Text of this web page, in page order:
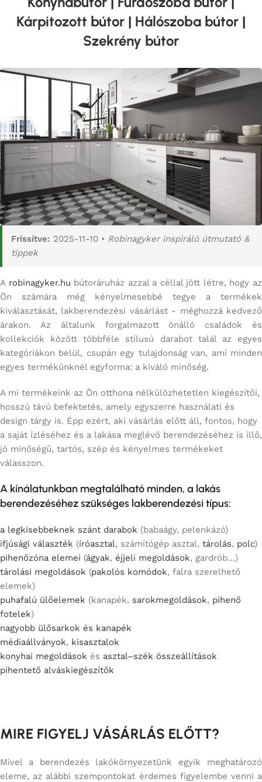
Kárpitozott bútor | Hálószoba bútor |
Szekrény bútor
Frissítve: 2025-11-10 • Robinagyker inspiráló útmutató &
tippek
A robinagyker.hu bútoráruház azzal a céllal jött létre, hogy az
Ön számára még kényelmesebbé tegye a termékek
kiválasztását, lakberendezési vásárlást - méghozzá kedvező
árakon. Az általunk forgalmazott önálló családok és
kollekciók között többféle stílusú darabot talál az egyes
kategóriákon belül, csupán egy tulajdonság van, ami minden
egyes termékünknél egyforma: a kiváló minőség.
A mi termékeink az Ön otthona nélkülözhetetlen kiegészítői,
hosszú távú befektetés, amely egyszerre használati és
design tárgy is. Épp ezért, aki vásárlás előtt áll, fontos, hogy
a saját ízléséhez és a lakása meglévő berendezéséhez is illő,
jó minőségű, tartós, szép és kényelmes termékeket
válasszon.
A kínálatunkban megtalálható minden, a lakás
berendezéséhez szükséges lakberendezési típus:
a legkisebbeknek szánt darabok (babaágy, pelenkázó)
ifjúsági választék (íróasztal, számítógép asztal, tárolás, polc)
pihenőzóna elemei (ágyak, éjjeli megoldások, gardrób…)
tárolási megoldások (pakolós komódok, falra szerelhető
elemek)
puhafalú ülőelemek (kanapék, sarokmegoldások, pihenő
fotelek)
nagyobb ülősarkok és kanapék
médiaállványok, kisasztalok
konyhai megoldások és asztal–szék összeállítások
pihentető alváskiegészítők
MIRE FIGYELJ VÁSÁRLÁS ELŐTT?
Mivel a berendezés lakókörnyezetünk egyik meghatározó
eleme, az alábbi szempontokat érdemes figyelembe venni a